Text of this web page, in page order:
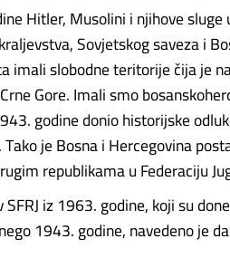
Hitler, Musolini i njihove
Sovjetskog saveza i
imali slobodne teritorije čija je
Gore. Imali smo
godine donio historijske
je Bosna i Hercegovina
republikama u Federaciju
iz 1963. godine, koji su
1943. godine, navedeno je